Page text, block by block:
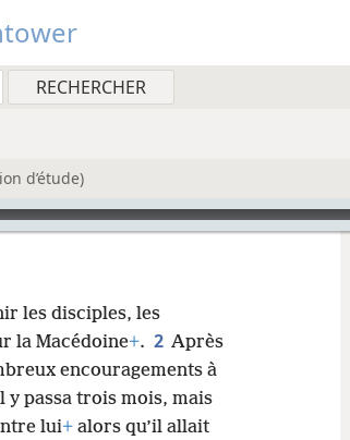
d’étude)
les disciples, les
la Macédoine+. 2 Après
encouragements à
y passa trois mois, mais
lui+ alors qu’il allait